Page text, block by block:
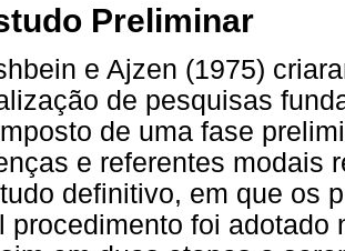
Preliminar
e Ajzen (1975)
de pesquisas
de uma fase
e referentes modais
definitivo, em que os
procedimento foi